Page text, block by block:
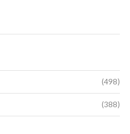
(498)
(388)